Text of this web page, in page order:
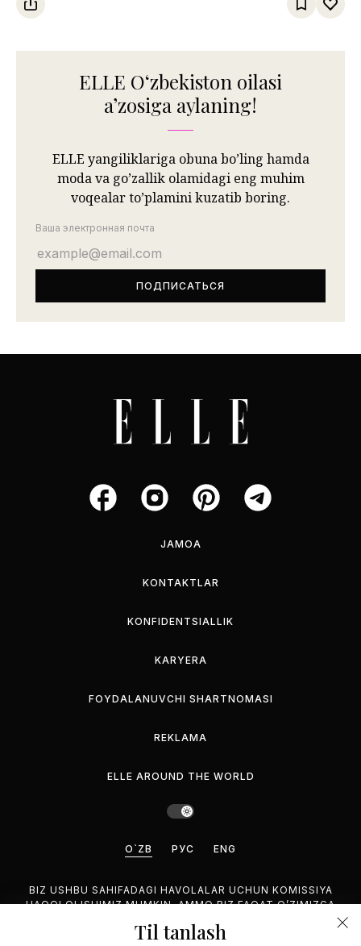
ELLE Oʻzbekiston oilasi
aʼzosiga aylaning!
ELLE yangiliklariga obuna bo’ling hamda
moda va go’zallik olamidagi eng muhim
voqealar to’plamini kuzatib boring.
Ваша электронная почта
JAMOA
KONTAKTLAR
KONFIDENTSIALLIK
KARYERA
FOYDALANUVCHI SHARTNOMASI
REKLAMA
ELLE AROUND THE WORLD
O`ZB РУС ENG
BIZ USHBU SAHIFADAGI HAVOLALAR UCHUN KOMISSIYA
HAQQI OLISHIMIZ MUMKIN, AMMO BIZ FAQAT O’ZIMIZGA
Til tanlash